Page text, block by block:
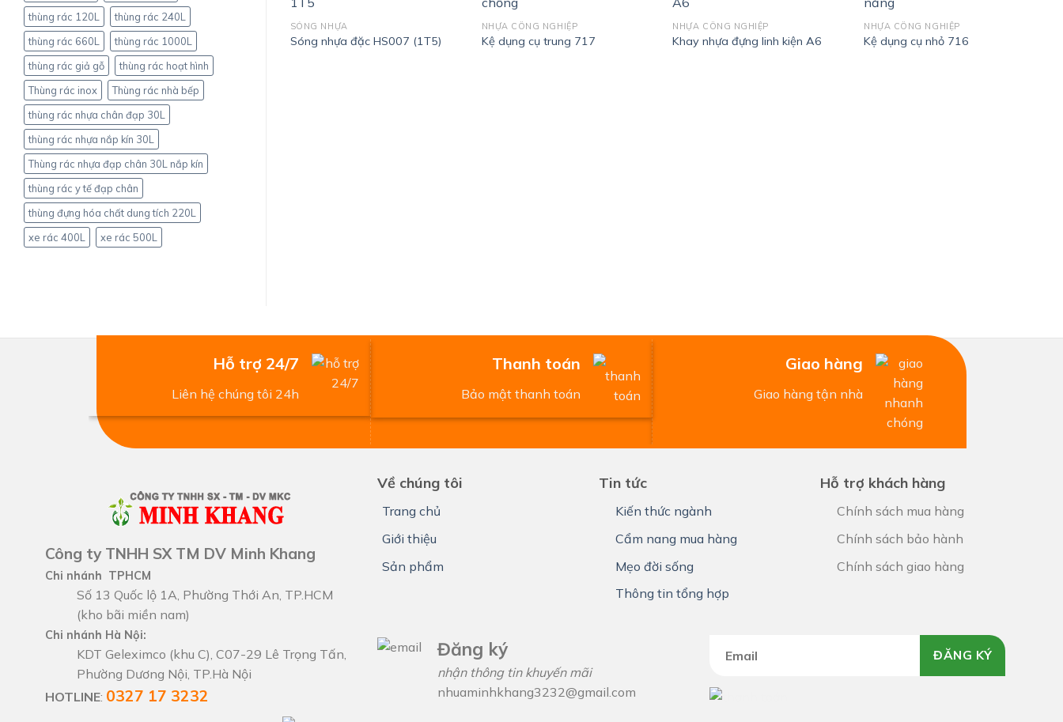
thùng rác 120L
thùng rác 240L
thùng rác 660L
thùng rác 1000L
thùng rác giả gỗ
thùng rác hoạt hình
Thùng rác inox
Thùng rác nhà bếp
thùng rác nhựa chân đạp 30L
thùng rác nhựa nắp kín 30L
Thùng rác nhựa đạp chân 30L nắp kín
thùng rác y tế đạp chân
thùng đựng hóa chất dung tích 220L
xe rác 400L
xe rác 500L
SÓNG NHỰA
Sóng nhựa đặc HS007 (1T5)
NHỰA CÔNG NGHIỆP
Kệ dụng cụ trung 717
NHỰA CÔNG NGHIỆP
Khay nhựa đựng linh kiện A6
NHỰA CÔNG NGHIỆP
Kệ dụng cụ nhỏ 716
(3T9)
SÓNG NHỰA
Sóng nhựa hở HS009 (1T9)
Hỗ trợ 24/7
Liên hệ chúng tôi 24h
Thanh toán
Bảo mật thanh toán
Giao hàng
Giao hàng tận nhà
Công ty TNHH SX TM DV Minh Khang
Chi nhánh TPHCM
Số 13 Quốc lộ 1A, Phường Thới An, TP.HCM
(kho bãi miền nam)
Chi nhánh Hà Nội:
KDT Geleximco (khu C), C07-29 Lê Trọng Tấn,
Phường Dương Nội, TP.Hà Nội
HOTLINE: 0327 17 3232
Về chúng tôi
Trang chủ
Giới thiệu
Sản phẩm
Tin tức
Kiến thức ngành
Cẩm nang mua hàng
Mẹo đời sống
Thông tin tổng hợp
Hỗ trợ khách hàng
Chính sách mua hàng
Chính sách bảo hành
Chính sách giao hàng
Đăng ký
nhận thông tin khuyến mãi
nhuaminhkhang3232@gmail.com
ĐĂNG KÝ